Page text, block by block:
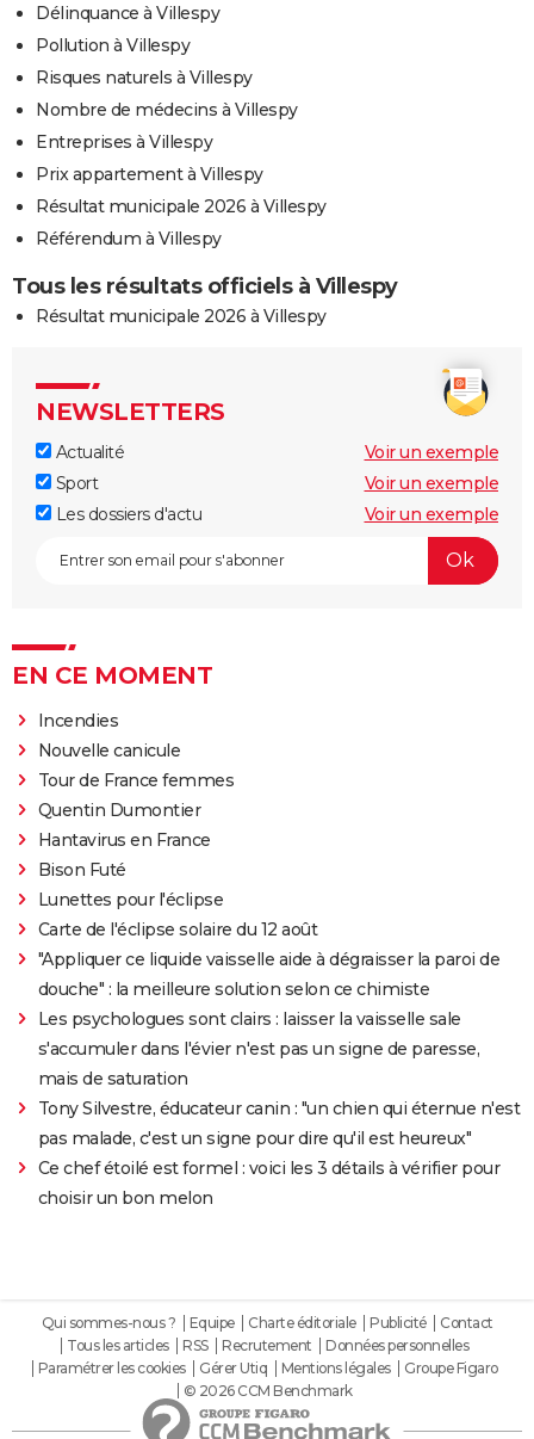
Délinquance à Villespy
Pollution à Villespy
Risques naturels à Villespy
Nombre de médecins à Villespy
Entreprises à Villespy
Prix appartement à Villespy
Résultat municipale 2026 à Villespy
Référendum à Villespy
Tous les résultats officiels à Villespy
Résultat municipale 2026 à Villespy
NEWSLETTERS
Actualité
Voir un exemple
Sport
Voir un exemple
Les dossiers d'actu
Voir un exemple
EN CE MOMENT
Incendies
Nouvelle canicule
Tour de France femmes
Quentin Dumontier
Hantavirus en France
Bison Futé
Lunettes pour l'éclipse
Carte de l'éclipse solaire du 12 août
"Appliquer ce liquide vaisselle aide à dégraisser la paroi de
douche" : la meilleure solution selon ce chimiste
Les psychologues sont clairs : laisser la vaisselle sale
s'accumuler dans l'évier n'est pas un signe de paresse,
mais de saturation
Tony Silvestre, éducateur canin : "un chien qui éternue n'est
pas malade, c'est un signe pour dire qu'il est heureux"
Ce chef étoilé est formel : voici les 3 détails à vérifier pour
choisir un bon melon
Qui sommes-nous ? Equipe Charte éditoriale Publicité
Contact
Tous les articles
RSS Recrutement
Données personnelles
Paramétrer les cookies
Gérer Utiq Mentions légales
Groupe Figaro
© 2026 CCM Benchmark